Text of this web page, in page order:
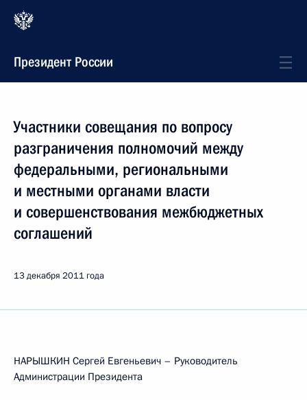
Президент России
Участники совещания по вопросу
разграничения полномочий между
федеральными, региональными
и местными органами власти
и совершенствования межбюджетных
соглашений
13 декабря 2011 года
НАРЫШКИН Сергей Евгеньевич – Руководитель
Администрации Президента